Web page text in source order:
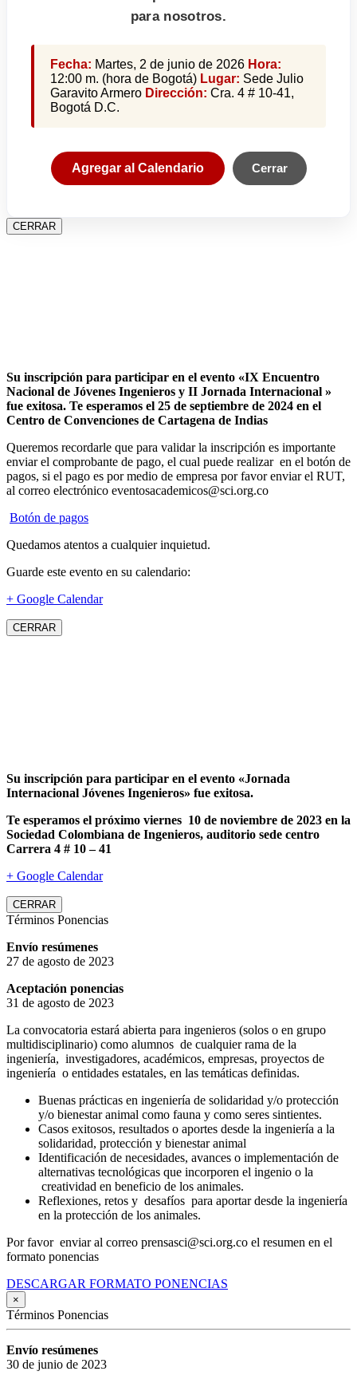
para nosotros.
Fecha: Martes, 2 de junio de 2026 Hora:
12:00 m. (hora de Bogotá) Lugar: Sede Julio
Garavito Armero Dirección: Cra. 4 # 10-41,
Bogotá D.C.
Agregar al Calendario Cerrar
CERRAR
Su inscripción para participar en el evento «IX Encuentro
Nacional de Jóvenes Ingenieros y II Jornada Internacional »
fue exitosa. Te esperamos el 25 de septiembre de 2024 en el
Centro de Convenciones de Cartagena de Indias
Queremos recordarle que para validar la inscripción es importante
enviar el comprobante de pago, el cual puede realizar en el botón de
pagos, si el pago es por medio de empresa por favor enviar el RUT,
al correo electrónico eventosacademicos@sci.org.co
Botón de pagos
Quedamos atentos a cualquier inquietud.
Guarde este evento en su calendario:
+ Google Calendar
CERRAR
Su inscripción para participar en el evento «Jornada
Internacional Jóvenes Ingenieros» fue exitosa.
Te esperamos el próximo viernes 10 de noviembre de 2023 en la
Sociedad Colombiana de Ingenieros, auditorio sede centro
Carrera 4 # 10 – 41
+ Google Calendar
CERRAR
Términos Ponencias
Envío resúmenes
27 de agosto de 2023
Aceptación ponencias
31 de agosto de 2023
La convocatoria estará abierta para ingenieros (solos o en grupo
multidisciplinario) como alumnos de cualquier rama de la
ingeniería, investigadores, académicos, empresas, proyectos de
ingeniería o entidades estatales, en las temáticas definidas.
Buenas prácticas en ingeniería de solidaridad y/o protección
y/o bienestar animal como fauna y como seres sintientes.
Casos exitosos, resultados o aportes desde la ingeniería a la
solidaridad, protección y bienestar animal
Identificación de necesidades, avances o implementación de
alternativas tecnológicas que incorporen el ingenio o la
creatividad en beneficio de los animales.
Reflexiones, retos y desafíos para aportar desde la ingeniería
en la protección de los animales.
Por favor enviar al correo prensasci@sci.org.co el resumen en el
formato ponencias
DESCARGAR FORMATO PONENCIAS
×
Términos Ponencias
Envío resúmenes
30 de junio de 2023